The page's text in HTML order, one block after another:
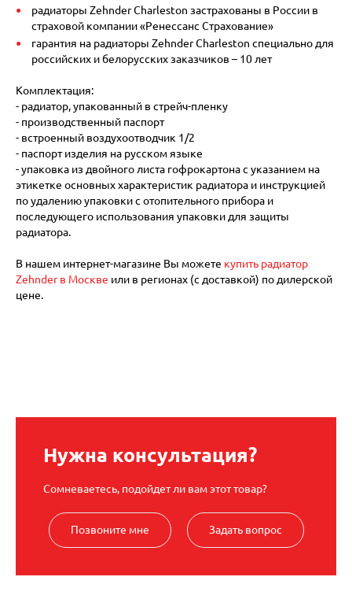
радиаторы Zehnder Charleston застрахованы в России в
страховой компании «Ренессанс Страхование»
гарантия на радиаторы Zehnder Charleston специально для
российских и белорусских заказчиков – 10 лет
Комплектация:
- радиатор, упакованный в стрейч-пленку
- производственный паспорт
- встроенный воздухоотводчик 1/2
- паспорт изделия на русском языке
- упаковка из двойного листа гофрокартона с указанием на
этикетке основных характеристик радиатора и инструкцией
по удалению упаковки с отопительного прибора и
последующего использования упаковки для защиты
радиатора.
В нашем интернет-магазине Вы можете купить радиатор
Zehnder в Москве или в регионах (с доставкой) по дилерской
цене.
Нужна консультация?
Сомневаетесь, подойдет ли вам этот товар?
Позвоните мне Задать вопрос